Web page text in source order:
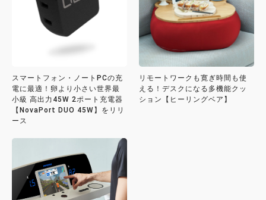
スマートフォン・ノートPCの充
電に最適！卵より小さい世界最
小級 高出力45W 2ポート充電器
【NovaPort DUO 45W】をリリ
ース
リモートワークも寛ぎ時間も使
える！デスクになる多機能クッ
ション【ヒーリングベア】